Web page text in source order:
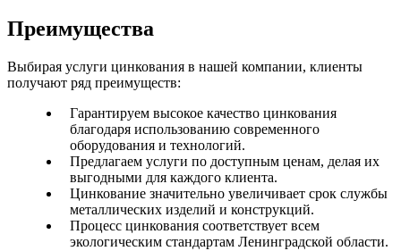
Преимущества
Выбирая услуги цинкования в нашей компании, клиенты
получают ряд преимуществ:
Гарантируем высокое качество цинкования
благодаря использованию современного
оборудования и технологий.
Предлагаем услуги по доступным ценам, делая их
выгодными для каждого клиента.
Цинкование значительно увеличивает срок службы
металлических изделий и конструкций.
Процесс цинкования соответствует всем
экологическим стандартам Ленинградской области.